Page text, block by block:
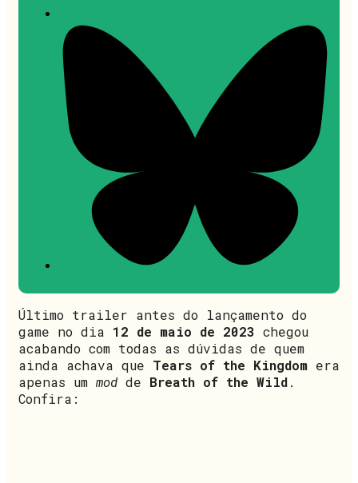
Último trailer antes do lançamento do
game no dia 12 de maio de 2023 chegou
acabando com todas as dúvidas de quem
ainda achava que Tears of the Kingdom era
apenas um modde Breath of the Wild.
Confira: